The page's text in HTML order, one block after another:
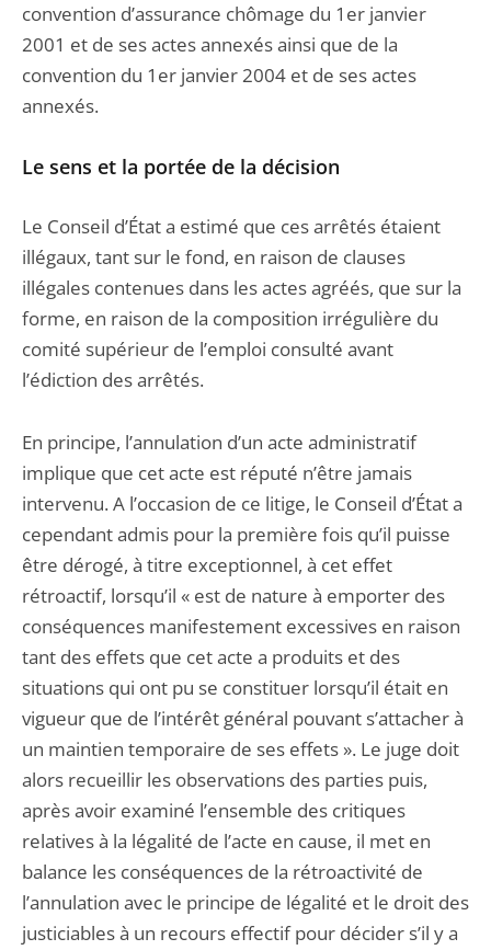
convention d’assurance chômage du 1er janvier
2001 et de ses actes annexés ainsi que de la
convention du 1er janvier 2004 et de ses actes
annexés.
Le sens et la portée de la décision
Le Conseil d’État a estimé que ces arrêtés étaient
illégaux, tant sur le fond, en raison de clauses
illégales contenues dans les actes agréés, que sur la
forme, en raison de la composition irrégulière du
comité supérieur de l’emploi consulté avant
l’édiction des arrêtés.
En principe, l’annulation d’un acte administratif
implique que cet acte est réputé n’être jamais
intervenu. A l’occasion de ce litige, le Conseil d’État a
cependant admis pour la première fois qu’il puisse
être dérogé, à titre exceptionnel, à cet effet
rétroactif, lorsqu’il « est de nature à emporter des
conséquences manifestement excessives en raison
tant des effets que cet acte a produits et des
situations qui ont pu se constituer lorsqu’il était en
vigueur que de l’intérêt général pouvant s’attacher à
un maintien temporaire de ses effets ». Le juge doit
alors recueillir les observations des parties puis,
après avoir examiné l’ensemble des critiques
relatives à la légalité de l’acte en cause, il met en
balance les conséquences de la rétroactivité de
l’annulation avec le principe de légalité et le droit des
justiciables à un recours effectif pour décider s’il y a